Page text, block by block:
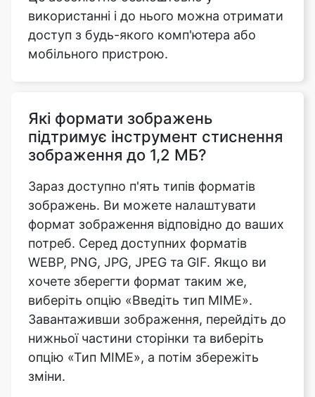
Які формати зображень
Зараз доступно п'ять типів форматів
зображень. Ви можете налаштувати
формат зображення відповідно до ваших
потреб. Серед доступних форматів
WEBP, PNG, JPG, JPEG та GIF. Якщо ви
хочете зберегти формат таким же,
виберіть опцію «Введіть тип MIME».
Завантаживши зображення, перейдіть до
нижньої частини сторінки та виберіть
опцію «Тип MIME», а потім збережіть
зміни.
Чи можна одночасно стискати